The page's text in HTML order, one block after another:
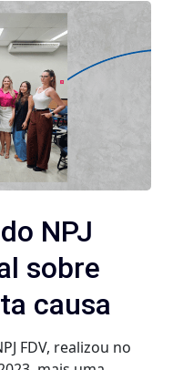
NPJ
sobre
causa
FDV, realizou no